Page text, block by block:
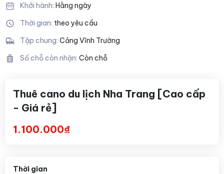
Khởi hành: Hằng ngày
Thời gian: theo yêu cầu
Tập chung: Cảng Vĩnh Trường
Số chỗ còn nhận: Còn chỗ
Thuê cano du lịch Nha Trang [Cao cấp
- Giá rẻ]
1.100.000₫
Thời gian